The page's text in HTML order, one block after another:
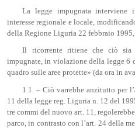
La legge impugnata interviene
interesse regionale e locale,
della Regione Liguria 22 febbraio
Il ricorrente ritiene che ciò sia
impugnate, in violazione della legge 6
quadro sulle aree protette» (da ora in
1.1. – Ciò varrebbe anzitutto per
11 della legge reg. Liguria n. 12 del
tre commi del nuovo art. 11,
parco, in contrasto con l’art. 24 della